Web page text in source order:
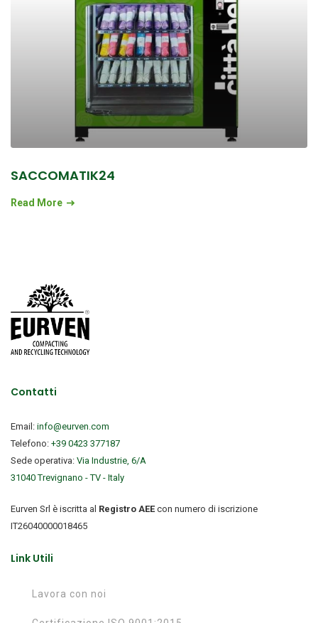
SACCOMATIK24
Read More
Contatti
Email: info@eurven.com
Telefono: +39 0423 377187
Sede operativa: Via Industrie, 6/A
31040 Trevignano - TV - Italy
Eurven Srl è iscritta al Registro AEEcon numero di iscrizione
IT26040000018465
Link Utili
Lavora con noi